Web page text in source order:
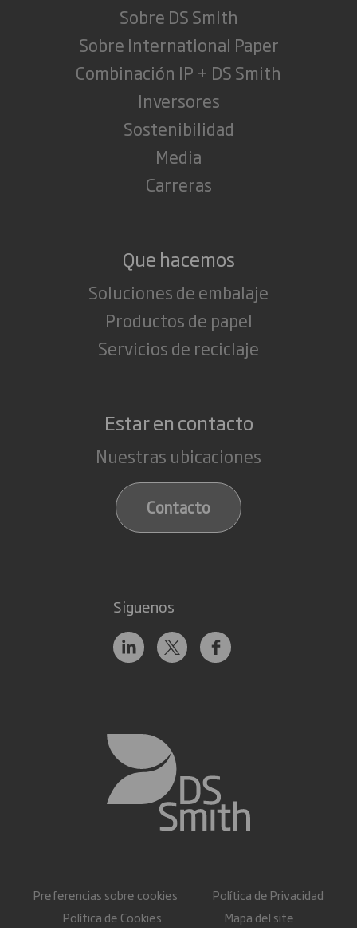
Sobre DS Smith
Sobre International Paper
Combinación IP + DS Smith
Inversores
Sostenibilidad
Media
Carreras
Que hacemos
Soluciones de embalaje
Productos de papel
Servicios de reciclaje
Estar en contacto
Nuestras ubicaciones
Contacto
Siguenos
Preferencias sobre cookies
Política de Privacidad
Política de Cookies
Mapa del site